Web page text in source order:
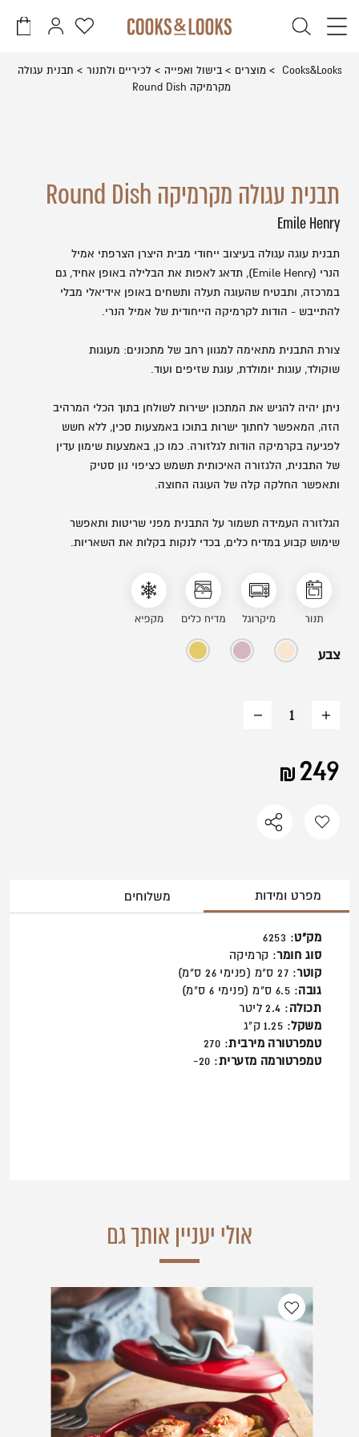
פתיחת
עגלה
פתיחת
משתמשמועדפים
סגור
זכור אותי שכחתי סיסמה
משתמש חדש/אורח
להרשמה
Cooks&Looks מוצרים בישול ואפייה לכיריים ולתנור
תבנית עגולה
מקרמיקה Round Dish
תבנית עגולה מקרמיקה Round Dish
Emile Henry
תבנית עוגה עגולה בעיצוב ייחודי מבית היצרן הצרפתי אמיל
הנרי (Emile Henry), תדאג לאפות את הבלילה באופן אחיד, גם
במרכזה, ותבטיח שהעוגה תעלה ותשחים באופן אידיאלי מבלי
להתייבש - הודות לקרמיקה הייחודית של אמיל הנרי.
צורת התבנית מתאימה למגוון רחב של מתכונים: מעוגות
שוקולד, עוגות יומולדת, עוגת שזיפים ועוד.
ניתן יהיה להגיש את המתכון ישירות לשולחן בתוך הכלי המרהיב
הזה, המאפשר לחתוך ישרות בתוכו באמצעות סכין, ללא חשש
לפגיעה בקרמיקה הודות לגלזורה. כמו כן, באמצעות שימון עדין
של התבנית, הלגזורה האיכותית תשמש כציפוי נון סטיק
ותאפשר החלקה קלה של העוגה החוצה.
הגלזורה העמידה תשמור על התבנית מפני שריטות ותאפשר
שימוש קבוע במדיח כלים, בכדי לנקות בקלות את השאריות.
צבע
249
מפרט ומידות משלוחים
מק"ט: 6253
סוג חומר: קרמיקה
קוטר: 27 ס"מ (פנימי 26 ס"מ)
גובה: 6.5 ס"מ (פנימי 6 ס"מ)
תכולה: 2.4 ליטר
משקל: 1.25 ק"ג
טמפרטורה מירבית: 270
טמפרטורמה מזערית: 20-
אולי יעניין אותך גם